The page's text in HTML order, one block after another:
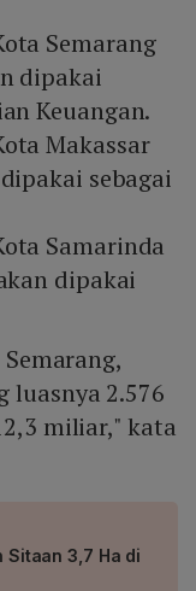
Semarang
dipakai
Keuangan.
Makassar
sebagai
Samarinda
dipakai
luasnya 2.576
miliar," kata
Sitaan 3,7 Ha di